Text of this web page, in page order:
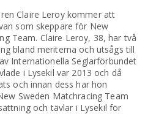
Claire Leroy kommer att
som skeppare för New
Team. Claire Leroy, 38, har två
bland meriterna och utsågs till
Internationella Seglarförbundet
i Lysekil var 2013 och då
och innan dess har hon
Sweden Matchracing Team
och tävlar i Lysekil för